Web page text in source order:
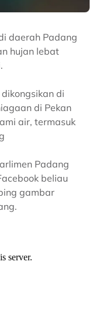
daerah Padang
hujan lebat
di
di Pekan
air, termasuk
Padang
beliau
gambar